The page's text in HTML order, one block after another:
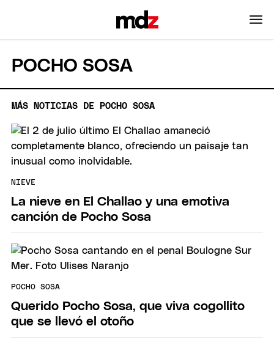
POCHO SOSA
MÁS NOTICIAS DE POCHO SOSA
NIEVE
La nieve en El Challao y una emotiva
canción de Pocho Sosa
POCHO SOSA
Querido Pocho Sosa, que viva cogollito
que se llevó el otoño